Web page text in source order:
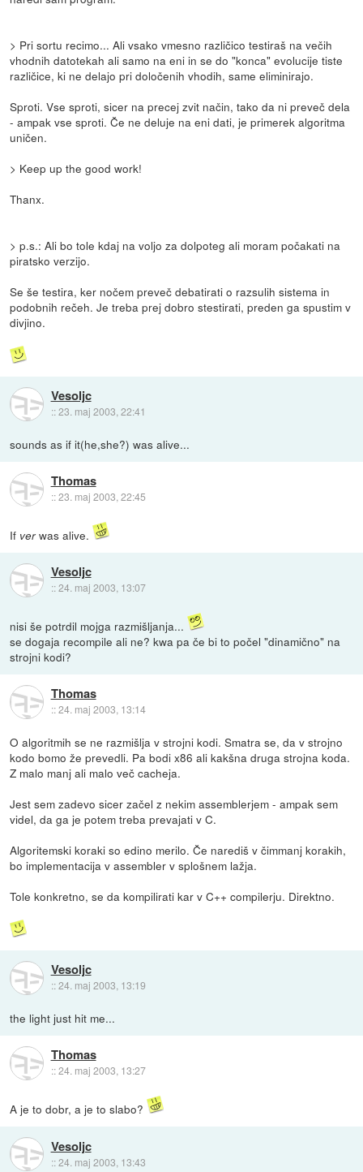
> Pri sortu recimo... Ali vsako vmesno različico testiraš na večih
vhodnih datotekah ali samo na eni in se do "konca" evolucije tiste
različice, ki ne delajo pri določenih vhodih, same eliminirajo.
Sproti. Vse sproti, sicer na precej zvit način, tako da ni preveč dela
- ampak vse sproti. Če ne deluje na eni dati, je primerek algoritma
uničen.
> Keep up the good work!
Thanx.
> p.s.: Ali bo tole kdaj na voljo za dolpoteg ali moram počakati na
piratsko verzijo.
Se še testira, ker nočem preveč debatirati o razsulih sistema in
podobnih rečeh. Je treba prej dobro stestirati, preden ga spustim v
divjino.
Vesoljc
::23. maj 2003, 22:41
sounds as if it(he,she?) was alive...
Thomas
::23. maj 2003, 22:45
If verwas alive.
Vesoljc
::24. maj 2003, 13:07
nisi še potrdil mojga razmišljanja...
se dogaja recompile ali ne? kwa pa če bi to počel "dinamično" na
strojni kodi?
Thomas
::24. maj 2003, 13:14
O algoritmih se ne razmišlja v strojni kodi. Smatra se, da v strojno
kodo bomo že prevedli. Pa bodi x86 ali kakšna druga strojna koda.
Z malo manj ali malo več cacheja.
Jest sem zadevo sicer začel z nekim assemblerjem - ampak sem
videl, da ga je potem treba prevajati v C.
Algoritemski koraki so edino merilo. Če narediš v čimmanj korakih,
bo implementacija v assembler v splošnem lažja.
Tole konkretno, se da kompilirati kar v C++ compilerju. Direktno.
Vesoljc
::24. maj 2003, 13:19
the light just hit me...
Thomas
::24. maj 2003, 13:27
A je to dobr, a je to slabo?
Vesoljc
::24. maj 2003, 13:43